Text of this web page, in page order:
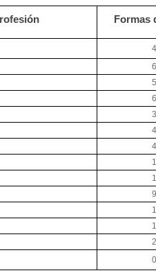
Formas
4
6
5
6
3
4
4
1
1
9
1
1
2
0